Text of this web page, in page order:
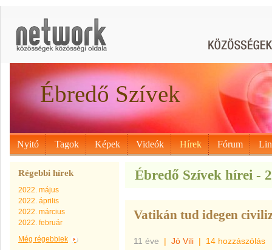
Ébredő Szívek
Nyitó Tagok Képek Videók Hírek Fórum
Régebbi hírek
2022. május
2022. április
2022. március
2022. február
Még régebbiek
Ébredő Szívek hírei -
Vatikán tud idegen
11 éve | Jó Vili | 14 hozzászólás